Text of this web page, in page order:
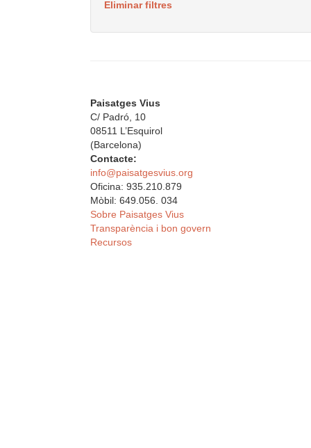
Eliminar filtres
Paisatges Vius
C/ Padró, 10
08511 L’Esquirol
(Barcelona)
Contacte:
info@paisatgesvius.org
Oficina: 935.210.879
Mòbil: 649.056. 034
Sobre Paisatges Vius
Transparència i bon govern
Recursos